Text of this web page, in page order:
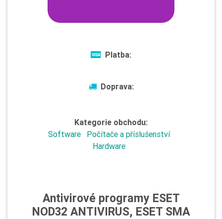
Platba:
Doprava:
Kategorie obchodu:
Software
Počítače a příslušenství
Hardware
Antivirové programy ESET
NOD32 ANTIVIRUS, ESET SMA